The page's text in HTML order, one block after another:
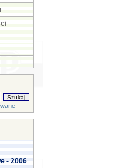
- 2006